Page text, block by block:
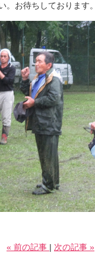
。お待ちしております。
« 前の記事 次の記事 »